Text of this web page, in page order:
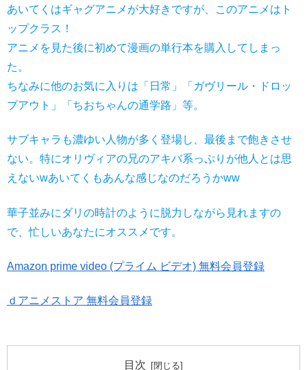
あいてくはギャグアニメが大好きですが、このアニメはト
ップクラス！
アニメを見た後に初めて漫画の単行本を購入してしまっ
た。
ちなみに他のお気に入りは「日常」「ガヴリール・ドロッ
プアウト」「ちおちゃんの通学路」等。
サブキャラも濃ゆい人物が多く登場し、最後まで飽きさせ
ない。特にオリヴィアの兄のアキバ系っぷりが他人とは思
えないwあいてくもあんな感じなのだろうかww
華子並みにダリの時計のように脱力しながら見れますの
で、忙しいあなたにオススメです。
Amazon prime video (プライム ビデオ) 無料会員登録
ｄアニメストア 無料会員登録
目次